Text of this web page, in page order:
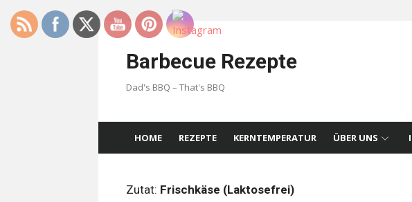
Skip
Barbecue Rezepte
Dad's BBQ – That's BBQ
HOME REZEPTE KERNTEMPERATUR ÜBER UNS
Zutat: Frischkäse (Laktosefrei)